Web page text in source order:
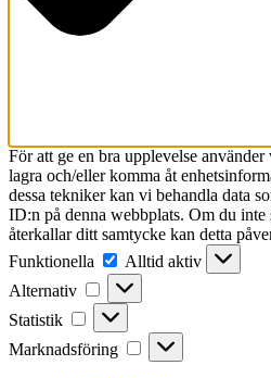
För att ge en bra upplevelse
lagra och/eller komma åt
dessa tekniker kan vi behandla data
ID:n på denna webbplats. Om du inte
återkallar ditt samtycke kan detta
Funktionella
Funktionella
Alltid aktiv
Alternativ
Alternativ
Statistik Statistik
Marknadsföring Marknadsföring